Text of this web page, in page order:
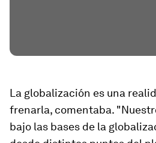
La globalización es una
frenarla, comentaba.
bajo las bases de la